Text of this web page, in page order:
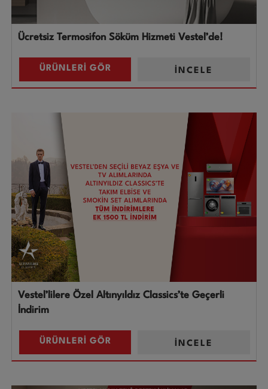
Ücretsiz Termosifon Söküm Hizmeti Vestel’de!
İNCELE
ÜRÜNLERİ GÖR
Vestel’lilere Özel Altınyıldız Classics’te Geçerli
İndirim
İNCELE
ÜRÜNLERİ GÖR